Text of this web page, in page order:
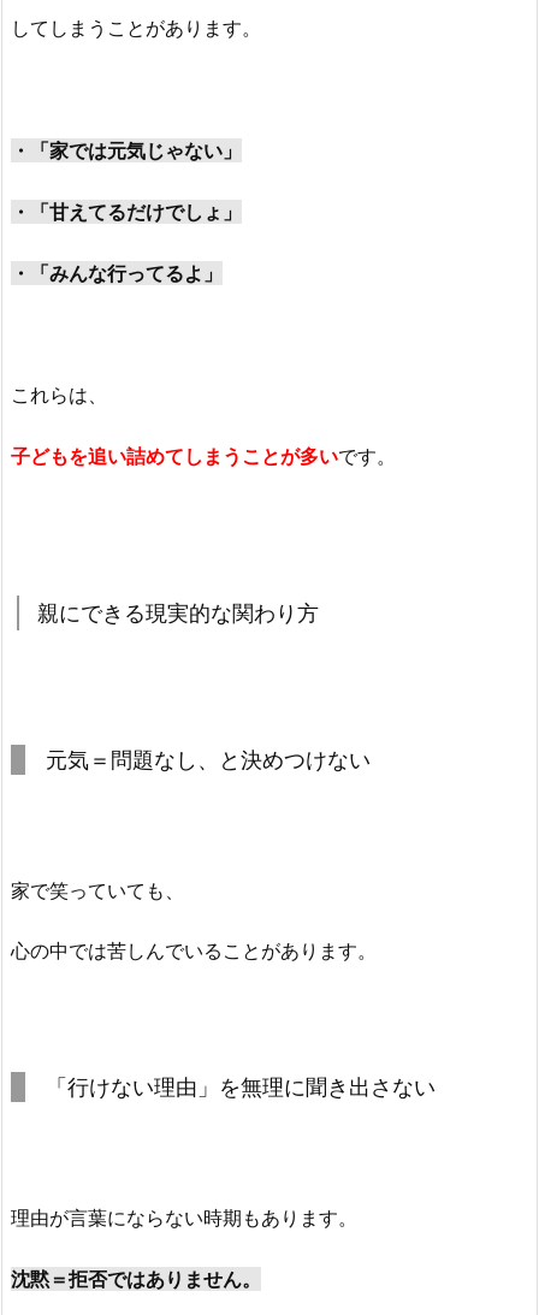
してしまうことがあります。
・「家では元気じゃない」
・「甘えてるだけでしょ」
・「みんな行ってるよ」
これらは、
子どもを追い詰めてしまうことが多いです。
親にできる現実的な関わり方
元気＝問題なし、と決めつけない
家で笑っていても、
心の中では苦しんでいることがあります。
「行けない理由」を無理に聞き出さない
理由が言葉にならない時期もあります。
沈黙＝拒否ではありません。